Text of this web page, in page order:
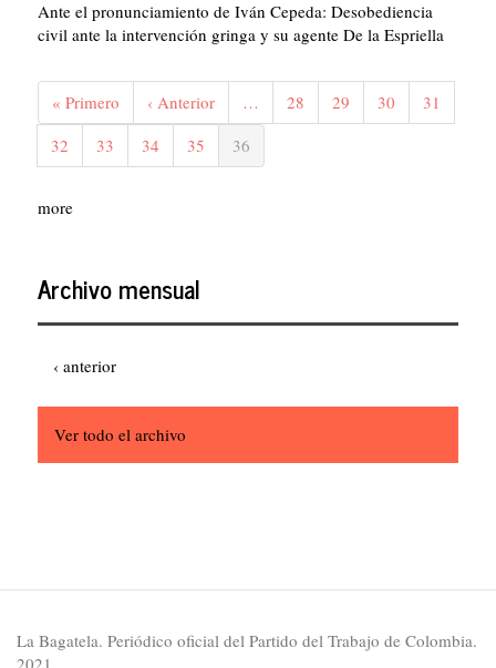
Ante el pronunciamiento de Iván Cepeda: Desobediencia
civil ante la intervención gringa y su agente De la Espriella
Paginación
Primera
página
« Primero
Página
anterior
‹ Anterior … Página
28 Página
29 Página
30 Página
31
Página
32 Página
33 Página
34 Página
35
Página
actual
36
more
Archivo mensual
Paginación
Página
‹ anterior
Ver todo el archivo
La Bagatela. Periódico oficial del Partido del Trabajo de Colombia.
2021.